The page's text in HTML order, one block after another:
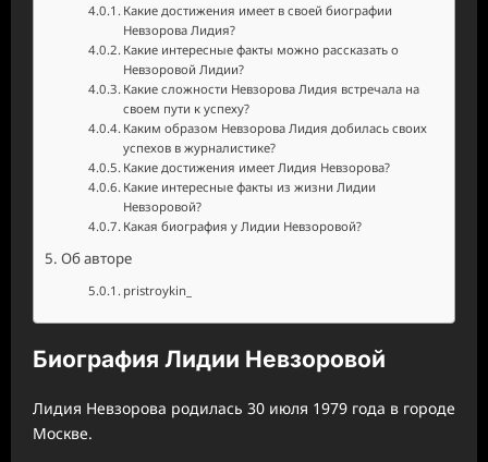
Какие достижения имеет в своей биографии
Невзорова Лидия?
Какие интересные факты можно рассказать о
Невзоровой Лидии?
Какие сложности Невзорова Лидия встречала на
своем пути к успеху?
Каким образом Невзорова Лидия добилась своих
успехов в журналистике?
Какие достижения имеет Лидия Невзорова?
Какие интересные факты из жизни Лидии
Невзоровой?
Какая биография у Лидии Невзоровой?
Об авторе
pristroykin_
Биография Лидии Невзоровой
Лидия Невзорова родилась 30 июля 1979 года в городе
Москве.